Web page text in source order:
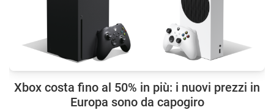
Xbox costa fino al 50% in più: i nuovi prezzi in
Europa sono da capogiro